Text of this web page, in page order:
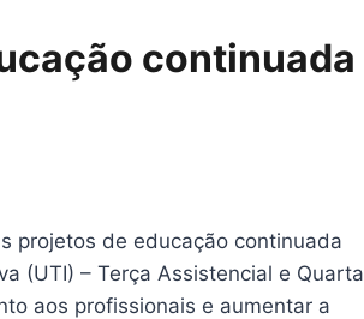
continuada
projetos de educação continuada
(UTI) – Terça Assistencial e Quarta
aos profissionais e aumentar a